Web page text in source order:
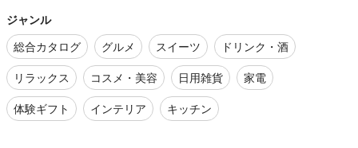
ジャンル
総合カタログ
グルメ スイーツ
ドリンク・酒
リラックス
コスメ・美容 日用雑貨
家電
体験ギフト
インテリア キッチン